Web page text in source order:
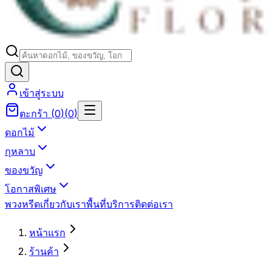
เข้าสู่ระบบ
ตะกร้า (0)(0)
ดอกไม้
กุหลาบ
ของขวัญ
โอกาสพิเศษ
พวงหรีดเกี่ยวกับเราพื้นที่บริการติดต่อเรา
หน้าแรก
ร้านค้า